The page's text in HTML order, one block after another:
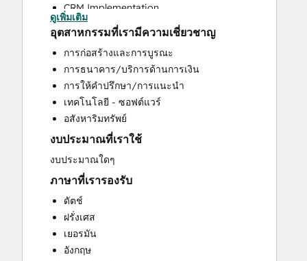
CRM Implementation
CRM Migration
Custom API Integrations
Customer Marketing
Customer Success Training
Customer Support Training
Customer Survey and Analysis
Email Marketing
Full Inbound Marketing Services
Help Desk Implementation
Knowledge Base Development
Paid Advertising
Programmable Automation
Sales and Marketing Alignment
Sales Coaching and Training
Sales Enablement
ดูเพิ่มเติม
อุตสาหกรรมที่เรามีความเชี่ยวชาญ
การก่อสร้างและการบูรณะ
การธนาคาร/บริการด้านการเงิน
การให้คำปรึกษา/การแนะนำ
เทคโนโลยี - ซอฟต์แวร์
อสังหาริมทรัพย์
งบประมาณที่เราใช้
งบประมาณใดๆ
ภาษาที่เรารองรับ
ดัตช์
ฝรั่งเศส
เยอรมัน
อังกฤษ